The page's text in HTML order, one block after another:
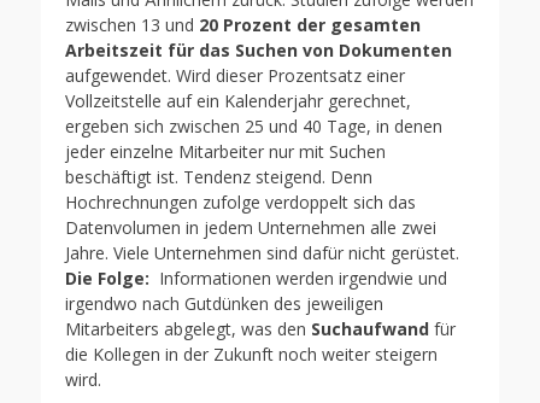
zwischen 13 und 20 Prozent der gesamten
Arbeitszeit für das Suchen von Dokumenten
aufgewendet. Wird dieser Prozentsatz einer
Vollzeitstelle auf ein Kalenderjahr gerechnet,
ergeben sich zwischen 25 und 40 Tage, in denen
jeder einzelne Mitarbeiter nur mit Suchen
beschäftigt ist. Tendenz steigend. Denn
Hochrechnungen zufolge verdoppelt sich das
Datenvolumen in jedem Unternehmen alle zwei
Jahre. Viele Unternehmen sind dafür nicht gerüstet.
Die Folge: Informationen werden irgendwie und
irgendwo nach Gutdünken des jeweiligen
Mitarbeiters abgelegt, was den Suchaufwand für
die Kollegen in der Zukunft noch weiter steigern
wird.